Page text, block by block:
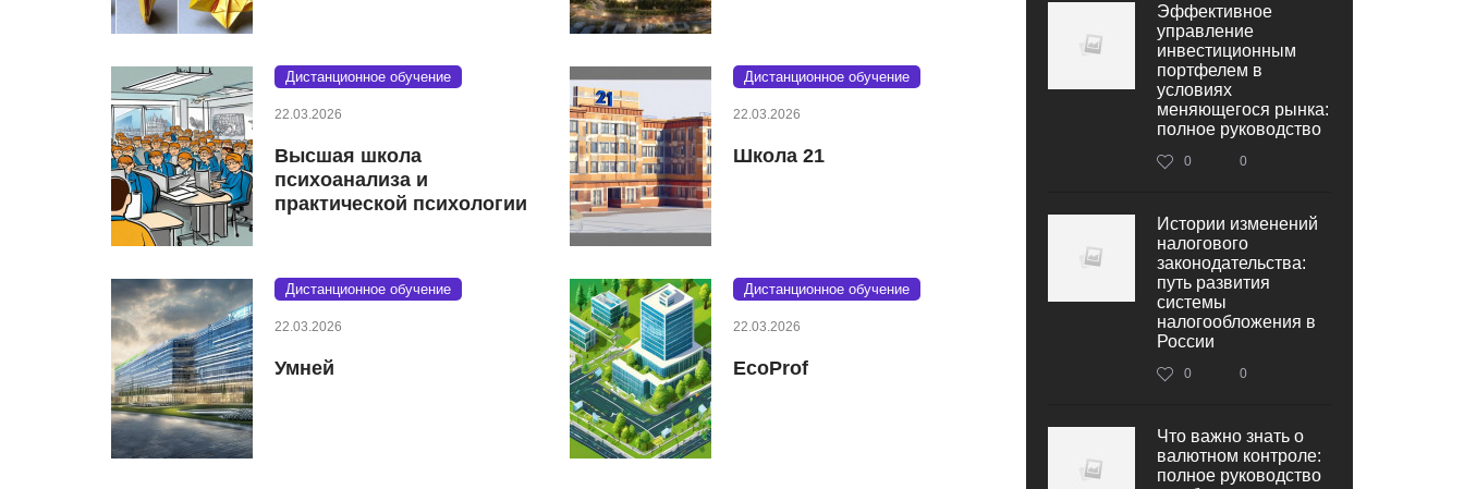
Дистанционное обучение
22.03.2026
Высшая школа
психоанализа и
практической психологии
Дистанционное обучение
22.03.2026
Школа 21
Дистанционное обучение
22.03.2026
Умней
Дистанционное обучение
22.03.2026
EcoProf
Эффективное
управление
инвестиционным
портфелем в
условиях
меняющегося рынка:
полное руководство
0 0
Истории изменений
налогового
законодательства:
путь развития
системы
налогообложения в
России
0 0
Что важно знать о
валютном контроле:
полное руководство